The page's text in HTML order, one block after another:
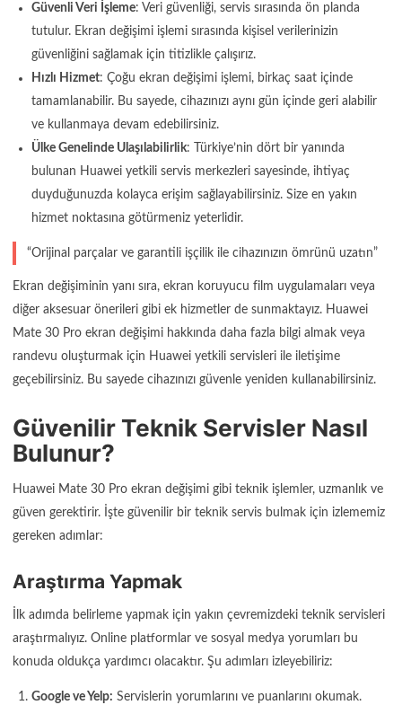
Güvenli Veri İşleme: Veri güvenliği, servis sırasında ön planda
tutulur. Ekran değişimi işlemi sırasında kişisel verilerinizin
güvenliğini sağlamak için titizlikle çalışırız.
Hızlı Hizmet: Çoğu ekran değişimi işlemi, birkaç saat içinde
tamamlanabilir. Bu sayede, cihazınızı aynı gün içinde geri alabilir
ve kullanmaya devam edebilirsiniz.
Ülke Genelinde Ulaşılabilirlik: Türkiye’nin dört bir yanında
bulunan Huawei yetkili servis merkezleri sayesinde, ihtiyaç
duyduğunuzda kolayca erişim sağlayabilirsiniz. Size en yakın
hizmet noktasına götürmeniz yeterlidir.
“Orijinal parçalar ve garantili işçilik ile cihazınızın ömrünü uzatın”
Ekran değişiminin yanı sıra, ekran koruyucu film uygulamaları veya
diğer aksesuar önerileri gibi ek hizmetler de sunmaktayız. Huawei
Mate 30 Pro ekran değişimi hakkında daha fazla bilgi almak veya
randevu oluşturmak için Huawei yetkili servisleri ile iletişime
geçebilirsiniz. Bu sayede cihazınızı güvenle yeniden kullanabilirsiniz.
Güvenilir Teknik Servisler Nasıl
Bulunur?
Huawei Mate 30 Pro ekran değişimi gibi teknik işlemler, uzmanlık ve
güven gerektirir. İşte güvenilir bir teknik servis bulmak için izlememiz
gereken adımlar:
Araştırma Yapmak
İlk adımda belirleme yapmak için yakın çevremizdeki teknik servisleri
araştırmalıyız. Online platformlar ve sosyal medya yorumları bu
konuda oldukça yardımcı olacaktır. Şu adımları izleyebiliriz:
Google ve Yelp: Servislerin yorumlarını ve puanlarını okumak.